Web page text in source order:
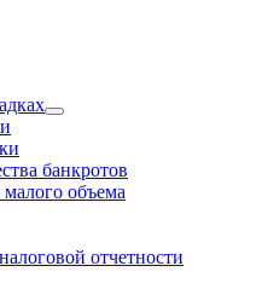
банкротов
объема
отчетности